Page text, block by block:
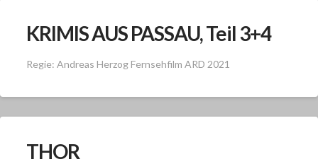
KRIMIS AUS PASSAU, Teil 3+4
Regie: Andreas Herzog Fernsehfilm ARD 2021
THOR